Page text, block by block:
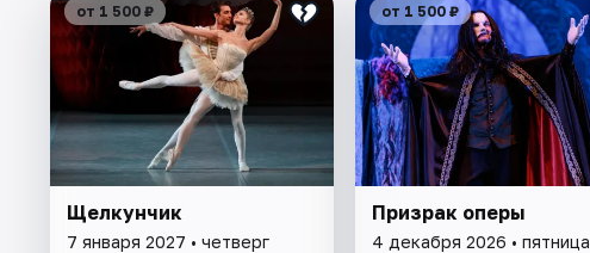
от 1 500 ₽
Щелкунчик
7 января 2027 • четверг
от 1 500 ₽
Призрак оперы
4 декабря 2026 • пятница